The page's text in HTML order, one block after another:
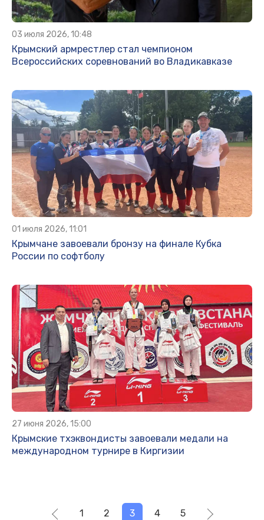
03 июля 2026, 10:48
Крымский армрестлер стал чемпионом
Всероссийских соревнований во Владикавказе
01 июля 2026, 11:01
Крымчане завоевали бронзу на финале Кубка
России по софтболу
27 июня 2026, 15:00
Крымские тхэквондисты завоевали медали на
международном турнире в Киргизии
1 2 3 4 5